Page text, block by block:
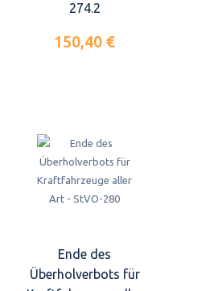
274.2
150,40 €
Ende des
Überholverbots für